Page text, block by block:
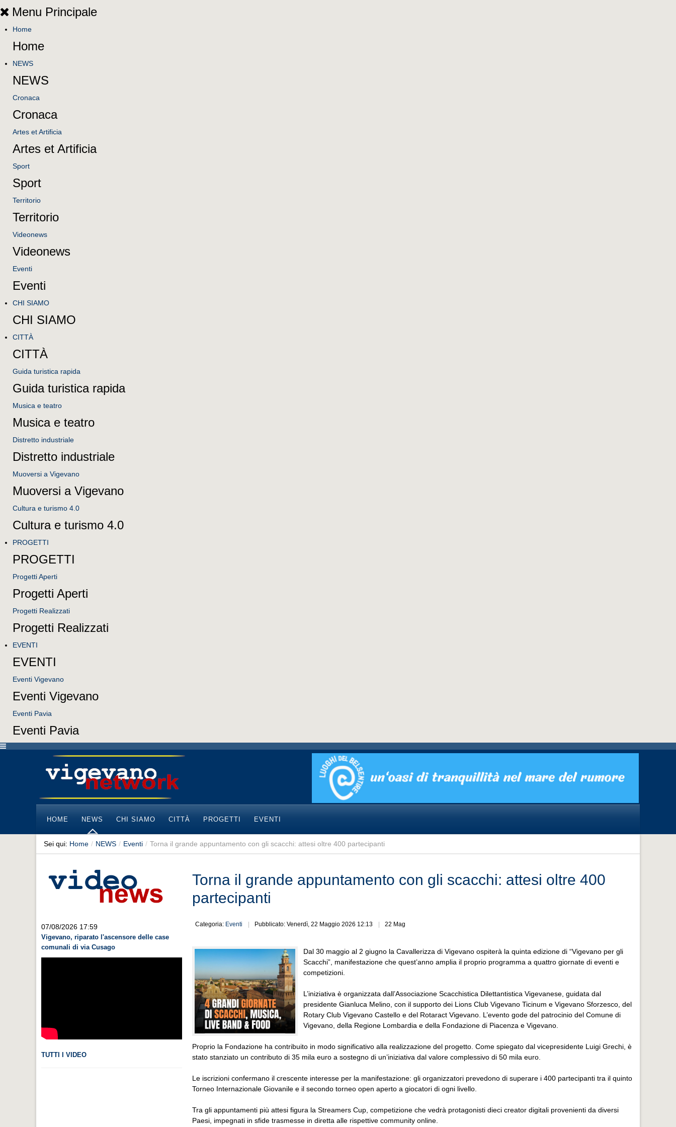
Menu Principale
Home
Home
NEWS
NEWS
Cronaca
Cronaca
Artes et Artificia
Artes et Artificia
Sport
Sport
Territorio
Territorio
Videonews
Videonews
Eventi
Eventi
CHI SIAMO
CHI SIAMO
CITTÀ
CITTÀ
Guida turistica rapida
Guida turistica rapida
Musica e teatro
Musica e teatro
Distretto industriale
Distretto industriale
Muoversi a Vigevano
Muoversi a Vigevano
Cultura e turismo 4.0
Cultura e turismo 4.0
PROGETTI
PROGETTI
Progetti Aperti
Progetti Aperti
Progetti Realizzati
Progetti Realizzati
EVENTI
EVENTI
Eventi Vigevano
Eventi Vigevano
Eventi Pavia
Eventi Pavia
HOME NEWS CHI SIAMO CITTÀ PROGETTI EVENTI
Sei qui: Home / NEWS / Eventi / Torna il grande appuntamento con gli scacchi: attesi oltre 400 partecipanti
07/08/2026 17:59
Vigevano, riparato l'ascensore delle case
comunali di via Cusago
TUTTI I VIDEO
Torna il grande appuntamento con gli scacchi: attesi oltre 400
partecipanti
Categoria: Eventi Pubblicato: Venerdì, 22 Maggio 2026 12:13 22 Mag
Dal 30 maggio al 2 giugno la Cavallerizza di Vigevano ospiterà la quinta edizione di “Vigevano per gli
Scacchi”, manifestazione che quest’anno amplia il proprio programma a quattro giornate di eventi e
competizioni.
L’iniziativa è organizzata dall’Associazione Scacchistica Dilettantistica Vigevanese, guidata dal
presidente Gianluca Melino, con il supporto dei Lions Club Vigevano Ticinum e Vigevano Sforzesco, del
Rotary Club Vigevano Castello e del Rotaract Vigevano. L’evento gode del patrocinio del Comune di
Vigevano, della Regione Lombardia e della Fondazione di Piacenza e Vigevano.
Proprio la Fondazione ha contribuito in modo significativo alla realizzazione del progetto. Come spiegato dal vicepresidente Luigi Grechi, è
stato stanziato un contributo di 35 mila euro a sostegno di un’iniziativa dal valore complessivo di 50 mila euro.
Le iscrizioni confermano il crescente interesse per la manifestazione: gli organizzatori prevedono di superare i 400 partecipanti tra il quinto
Torneo Internazionale Giovanile e il secondo torneo open aperto a giocatori di ogni livello.
Tra gli appuntamenti più attesi figura la Streamers Cup, competizione che vedrà protagonisti dieci creator digitali provenienti da diversi
Paesi, impegnati in sfide trasmesse in diretta alle rispettive community online.